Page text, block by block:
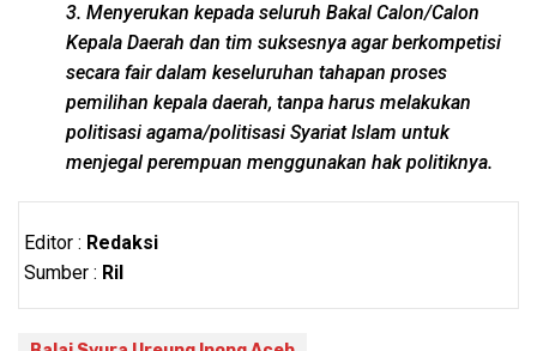
3. Menyerukan kepada seluruh Bakal Calon/Calon
Kepala Daerah dan tim suksesnya agar berkompetisi
secara fair dalam keseluruhan tahapan proses
pemilihan kepala daerah, tanpa harus melakukan
politisasi agama/politisasi Syariat Islam untuk
menjegal perempuan menggunakan hak politiknya.
Editor : Redaksi
Sumber : Ril